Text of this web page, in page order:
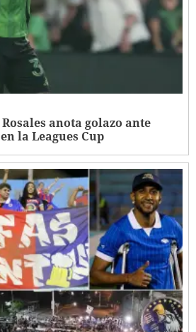
anota golazo ante
la Leagues Cup